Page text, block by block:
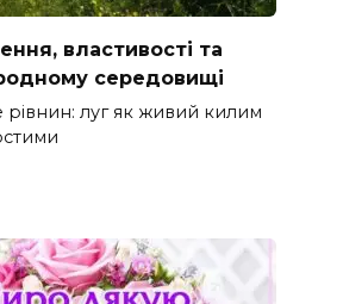
властивості та
середовищі
рівнин: луг як живий килим